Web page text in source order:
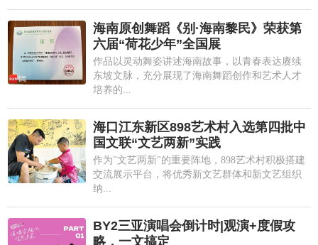
海南原创舞蹈《别·海南黎民》荣获第
六届“荷花少年”全国展
作品以灵动舞姿讲述海南故事，以青春表达赓续
东坡文脉，充分展现了海南舞蹈创作和艺术人才
培养的...
海口江东新区898艺术村入选第四批中
国文联“文艺两新”实践
作为"文艺两新"的重要阵地，898艺术村积极搭建
交流展示平台，将优秀新文艺群体和新文艺组织
纳...
BY2三亚演唱会倒计时|观演+度假攻
略，一文搞定